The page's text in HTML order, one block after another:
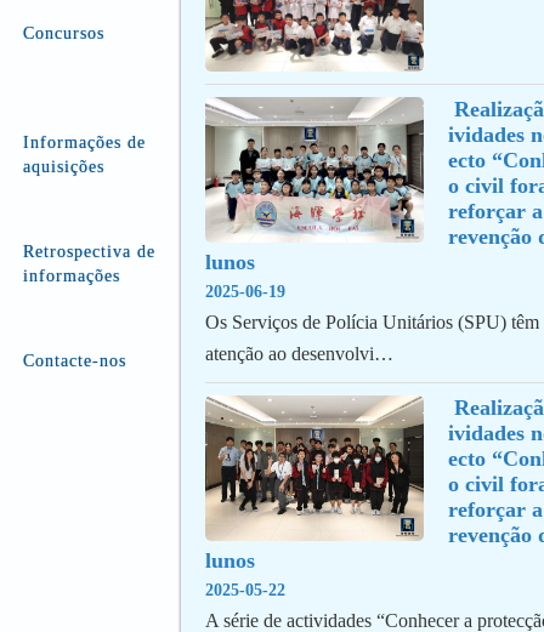
Concursos
Informações de
aquisições
Retrospectiva de
informações
Contacte-nos
ividades
ecto
o civil
reforçar a
revenção
lunos
2025-06-19
Os Serviços de Polícia Unitários (SPU) têm
atenção ao desenvolvi…
ividades
ecto
o civil
reforçar a
revenção
lunos
2025-05-22
A série de actividades “Conhecer a